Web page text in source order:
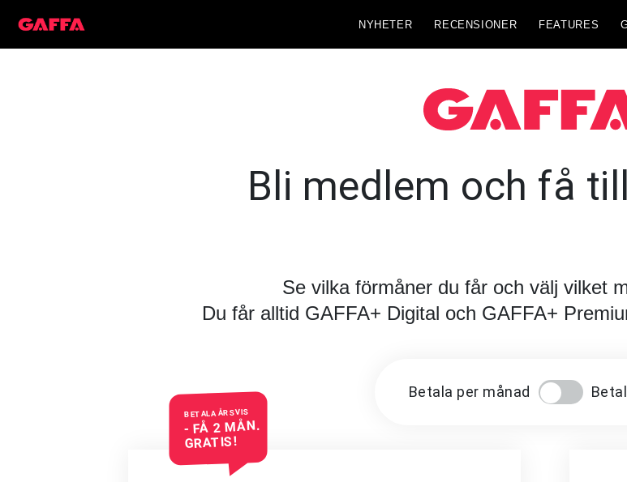
NYHETER RECENSIONER FEATURES
Bli medlem och få
Se vilka förmåner du får och välj vilket
Du får alltid GAFFA+ Digital och GAFFA+
Betala per månad
BETALA ÅRSVIS
- FÅ 2 MÅN.
GRATIS!